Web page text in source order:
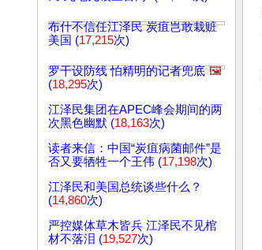
布什不信任江泽民 炭疽岂敢栽赃
美国 (17,215次)
罗干设防线 怕精明的记者兜底 🖼️
(18,295次)
江泽民集团在APEC峰会期间的两
次黑色幽默 (18,163次)
读者来信：中国“炭疽病菌邮件”是
否又要牺牲一个王伟 (17,198次)
江泽民和美国总统谈些什么？
(14,860次)
严控媒体草木皆兵 江泽民不见棺
材不落泪 (19,527次)